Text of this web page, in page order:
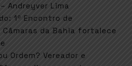
Andreyver Lima
1º Encontro de
Câmaras da Bahia fortalece
Ordem? Vereador e